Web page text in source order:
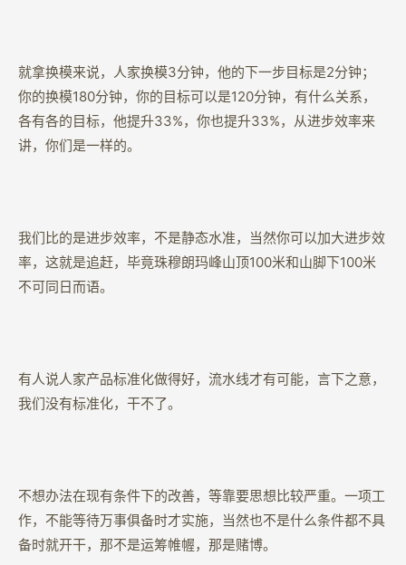
就拿换模来说，人家换模3分钟，他的下一步目标是2分钟；
你的换模180分钟，你的目标可以是120分钟，有什么关系，
各有各的目标，他提升33%，你也提升33%，从进步效率来
讲，你们是一样的。
我们比的是进步效率，不是静态水准，当然你可以加大进步效
率，这就是追赶，毕竟珠穆朗玛峰山顶100米和山脚下100米
不可同日而语。
有人说人家产品标准化做得好，流水线才有可能，言下之意，
我们没有标准化，干不了。
不想办法在现有条件下的改善，等靠要思想比较严重。一项工
作，不能等待万事俱备时才实施，当然也不是什么条件都不具
备时就开干，那不是运筹帷幄，那是赌博。